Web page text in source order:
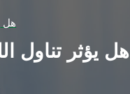
هل
هل يؤثر تناول